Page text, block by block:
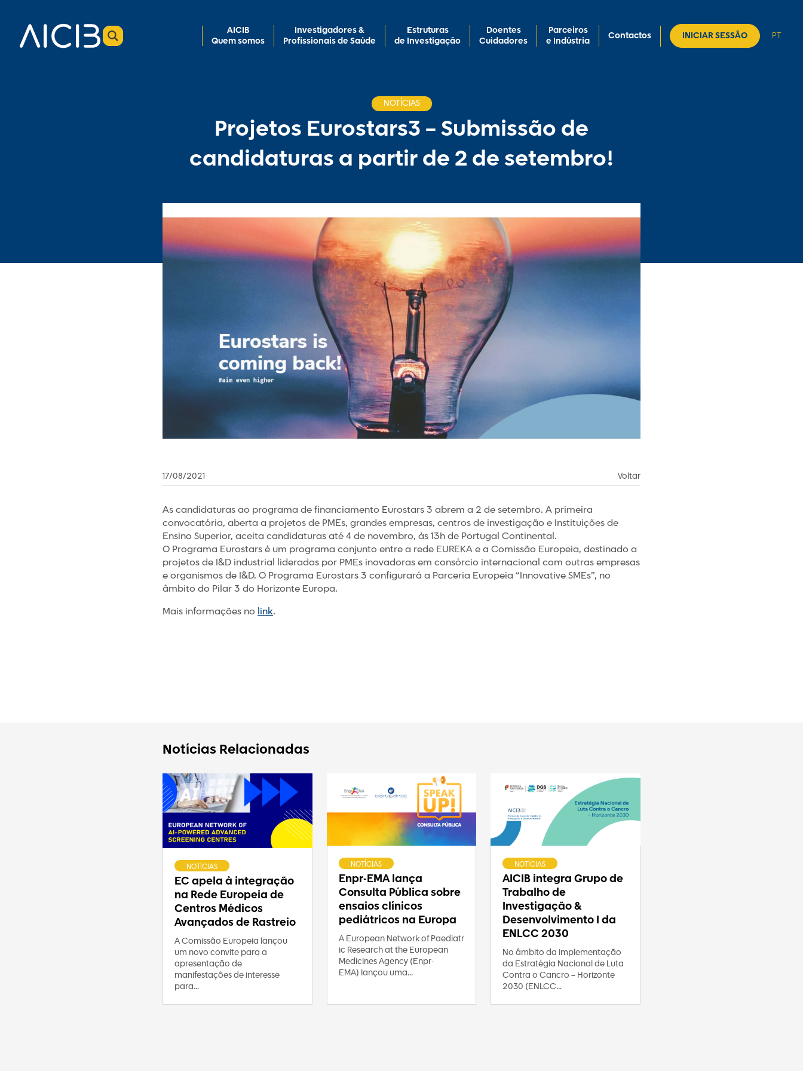
AICIB
Quem somos
Investigadores &
Profissionais de Saúde
Estruturas
de Investigação
Doentes
Cuidadores
Parceiros
e Indústria
Contactos INICIAR SESSÃO PT
NOTÍCIAS
Projetos Eurostars3 – Submissão de
candidaturas a partir de 2 de setembro!
17/08/2021 Voltar
As candidaturas ao programa de financiamento Eurostars 3 abrem a 2 de setembro. A primeira
convocatória, aberta a projetos de PMEs, grandes empresas, centros de investigação e Instituições de
Ensino Superior, aceita candidaturas até 4 de novembro, às 13h de Portugal Continental.
O Programa Eurostars é um programa conjunto entre a rede EUREKA e a Comissão Europeia, destinado a
projetos de I&D industrial liderados por PMEs inovadoras em consórcio internacional com outras empresas
e organismos de I&D. O Programa Eurostars 3 configurará a Parceria Europeia “Innovative SMEs”, no
âmbito do Pilar 3 do Horizonte Europa.
Mais informações no link.
Notícias Relacionadas
EC apela à integração
na Rede Europeia de
Centros Médicos
Avançados de Rastreio
NOTÍCIAS
A Comissão Europeia lançou
um novo convite para a
apresentação de
manifestações de interesse
para...
Enpr-EMA lança
Consulta Pública sobre
ensaios clínicos
pediátricos na Europa
NOTÍCIAS
A European Network of Paediatr
ic Research at the European
Medicines Agency (Enpr-
EMA) lançou uma...
AICIB integra Grupo de
Trabalho de
Investigação &
Desenvolvimento I da
ENLCC 2030
NOTÍCIAS
No âmbito da implementação
da Estratégia Nacional de Luta
Contra o Cancro – Horizonte
2030 (ENLCC...